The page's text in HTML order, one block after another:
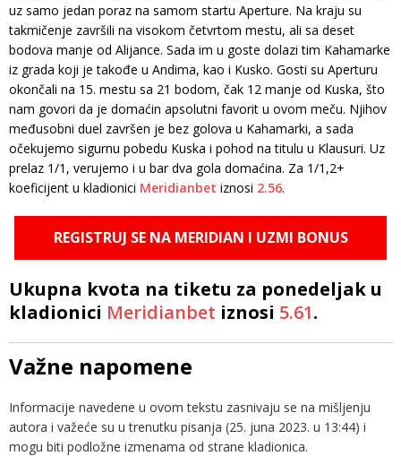
uz samo jedan poraz na samom startu Aperture. Na kraju su
takmičenje završili na visokom četvrtom mestu, ali sa deset
bodova manje od Alijance. Sada im u goste dolazi tim Kahamarke
iz grada koji je takođe u Andima, kao i Kusko. Gosti su Aperturu
okončali na 15. mestu sa 21 bodom, čak 12 manje od Kuska, što
nam govori da je domaćin apsolutni favorit u ovom meču. Njihov
međusobni duel završen je bez golova u Kahamarki, a sada
očekujemo sigurnu pobedu Kuska i pohod na titulu u Klausuri. Uz
prelaz 1/1, verujemo i u bar dva gola domaćina. Za 1/1,2+
koeficijent u kladionici Meridianbet iznosi 2.56.
REGISTRUJ SE NA MERIDIAN I UZMI BONUS
Ukupna kvota na tiketu za ponedeljak u
kladionici Meridianbet iznosi 5.61.
Važne napomene
Informacije navedene u ovom tekstu zasnivaju se na mišljenju
autora i važeće su u trenutku pisanja (25. juna 2023. u 13:44) i
mogu biti podložne izmenama od strane kladionica.